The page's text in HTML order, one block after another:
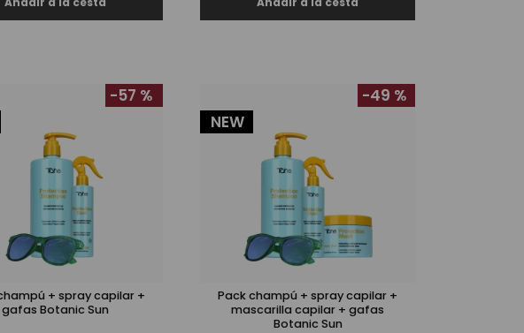
+ spray capilar +
gafas Botanic Sun
-57 %
Pack champú + spray capilar +
mascarilla capilar + gafas
Botanic Sun
NEW
-49 %